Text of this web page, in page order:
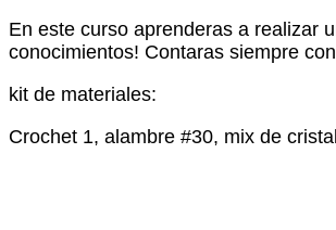
En este curso aprenderas a realizar
conocimientos! Contaras siempre
kit de materiales:
Crochet 1, alambre #30, mix de